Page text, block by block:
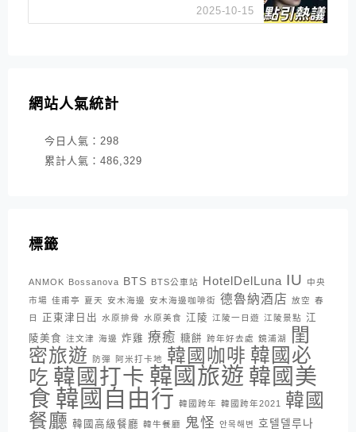
2025-10-15
網站人氣統計
今日人氣： 298
累計人氣： 486,329
標籤
ANMOK Bossanova BTS BTS公車站 HotelDelLuna IU
中央
市場 佳甫亭 夏天 安木海邊 安木海邊咖啡街 德魯納酒店 放空 春
日
正東津日出 水原排骨 水原美食 江陵 江陵一日遊 江陵景點 江
陵美食 注文津 海邊 炸雞 療癒 糖餅 跨年好去處 鏡浦湖
閨
密旅遊
防彈 阿米打卡地 韓國咖啡 韓國必
吃 韓國打卡 韓國旅遊 韓國美
食 韓國自由行 韓國跨年 韓國跨年2021
韓國
餐廳 韓國高級餐廳 韓牛餐廳 鬼怪 안목해변 호텔델루나